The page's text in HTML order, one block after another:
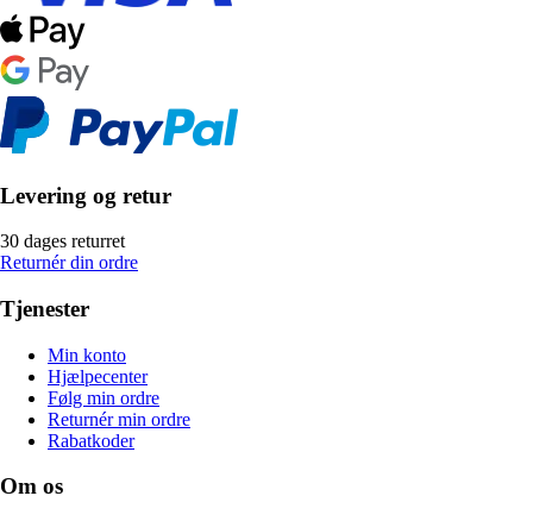
Levering og retur
30 dages returret
Returnér din ordre
Tjenester
Min konto
Hjælpecenter
Følg min ordre
Returnér min ordre
Rabatkoder
Om os